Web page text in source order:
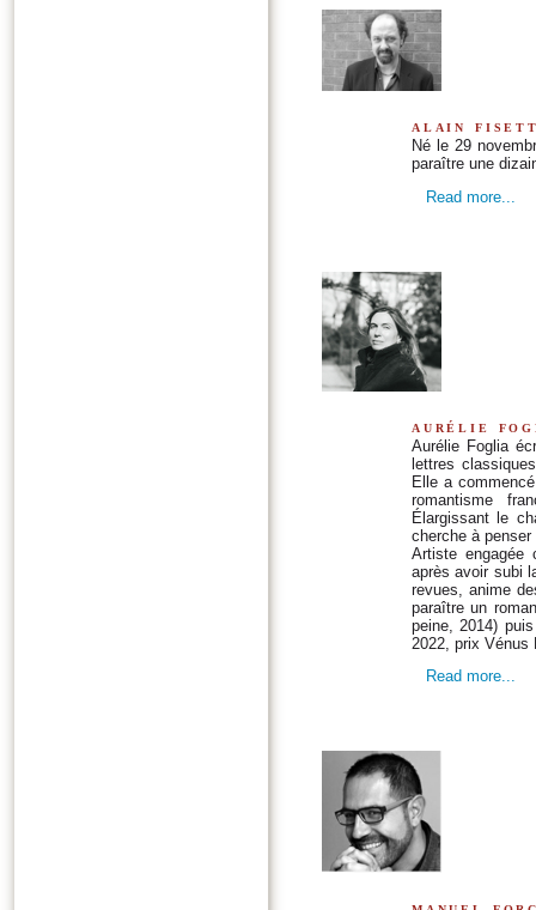
alain
Né le 29
paraître une
Read more...
aurélie
Aurélie Foglia
lettres
Elle a
romantisme
Élargissant le
cherche à
Artiste engagée
après avoir subi
revues, anime
paraître un
peine, 2014)
2022, prix Vénus
Read more...